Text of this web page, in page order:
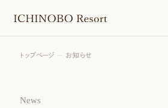
トップページ お知らせ
News